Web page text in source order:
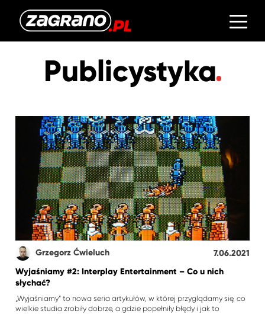
Publicystyka
Grzegorz Ćwieluch
7.06.2021
Wyjaśniamy #2: Interplay Entertainment – Co u nich
słychać?
„Wyjaśniamy” to nowa seria artykułów, w której przyglądamy się, co
wielkie studia zrobiły dobrze, a gdzie popełniły błędy i jak to